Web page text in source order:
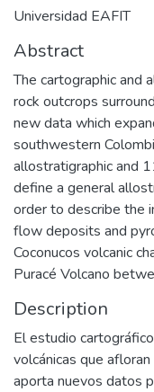
Universidad EAFIT
Abstract
The cartographic and
rock outcrops
new data which
southwestern
allostratigraphic and
define a general
order to describe the
flow deposits and
Coconucos volcanic
Puracé Volcano
Description
El estudio
volcánicas que
aporta nuevos datos